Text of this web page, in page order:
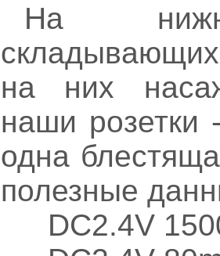
На
на них
наши розетки
одна
полезные
DC2.4V